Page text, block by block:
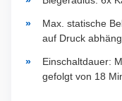
Max. statische
auf Druck
Einschaltdauer:
gefolgt von 18